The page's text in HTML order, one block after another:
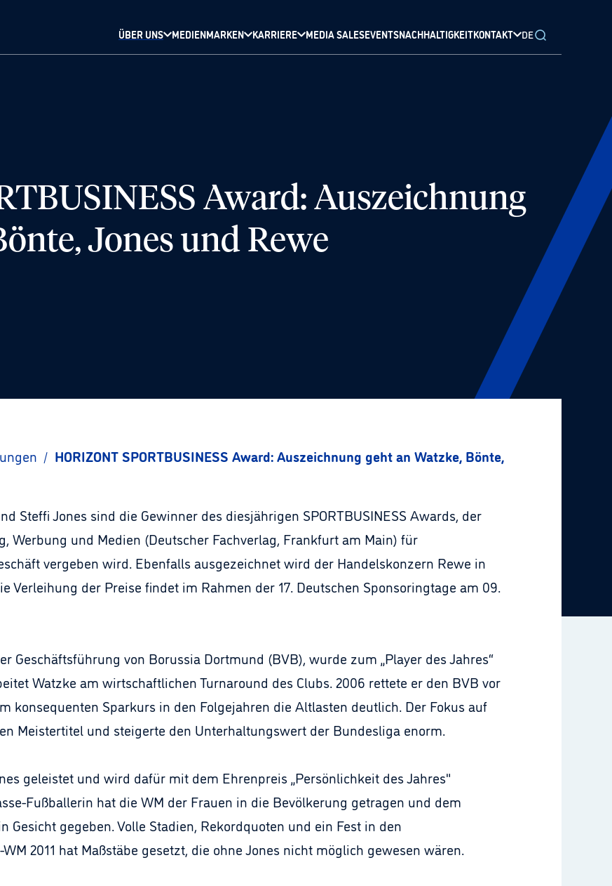
ÜBER UNS MEDIENMARKEN KARRIERE MEDIA SALESEVENTSNACHHALTIGKEITKONTAKT DE
Award: Auszeichnung
Jones und Rewe
/ HORIZONT SPORTBUSINESS Award: Auszeichnung geht an Watzke, Bönte, Jones und Rewe
Steffi Jones sind die Gewinner des diesjährigen SPORTBUSINESS Awards, der
Werbung und Medien (Deutscher Fachverlag, Frankfurt am Main) für
vergeben wird. Ebenfalls ausgezeichnet wird der Handelskonzern Rewe in
Verleihung der Preise findet im Rahmen der 17. Deutschen Sponsoringtage am 09.
Geschäftsführung von Borussia Dortmund (BVB), wurde zum „Player des Jahres“
Watzke am wirtschaftlichen Turnaround des Clubs. 2006 rettete er den BVB vor
konsequenten Sparkurs in den Folgejahren die Altlasten deutlich. Der Fokus auf
Meistertitel und steigerte den Unterhaltungswert der Bundesliga enorm.
geleistet und wird dafür mit dem Ehrenpreis „Persönlichkeit des Jahres"
Fußballerin hat die WM der Frauen in die Bevölkerung getragen und dem
Gesicht gegeben. Volle Stadien, Rekordquoten und ein Fest in den
2011 hat Maßstäbe gesetzt, die ohne Jones nicht möglich gewesen wären.